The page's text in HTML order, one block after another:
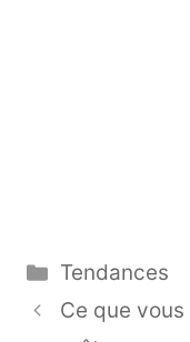
Catégories
Tendances
Ce que